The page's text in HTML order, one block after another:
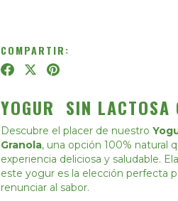
COMPARTIR:
YOGUR SIN LACTOSA
Descubre el placer de nuestro
Granola, una opción 100% natural
experiencia deliciosa y saludable.
este yogur es la elección perfecta
renunciar al sabor.